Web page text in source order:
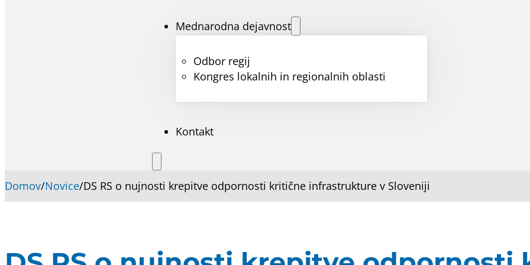
Mednarodna dejavnost
Odbor regij
Kongres lokalnih in regionalnih oblasti
Kontakt
Domov/Novice/DS RS o nujnosti krepitve odpornosti kritične infrastrukture v Sloveniji